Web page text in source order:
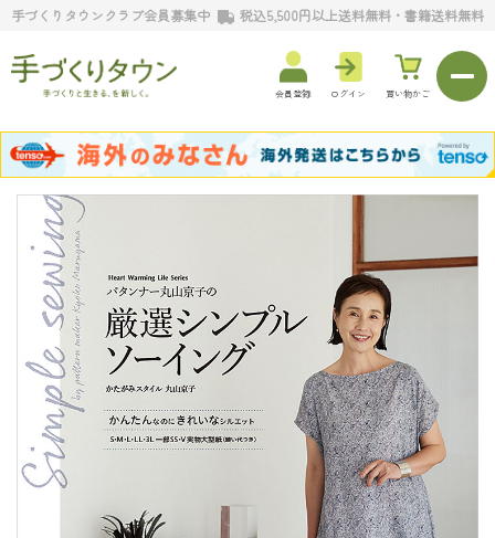
手づくりタウンクラブ会員募集中 税込5,500円以上送料無料・書籍送料無料
会員登録 ログイン 買い物かご